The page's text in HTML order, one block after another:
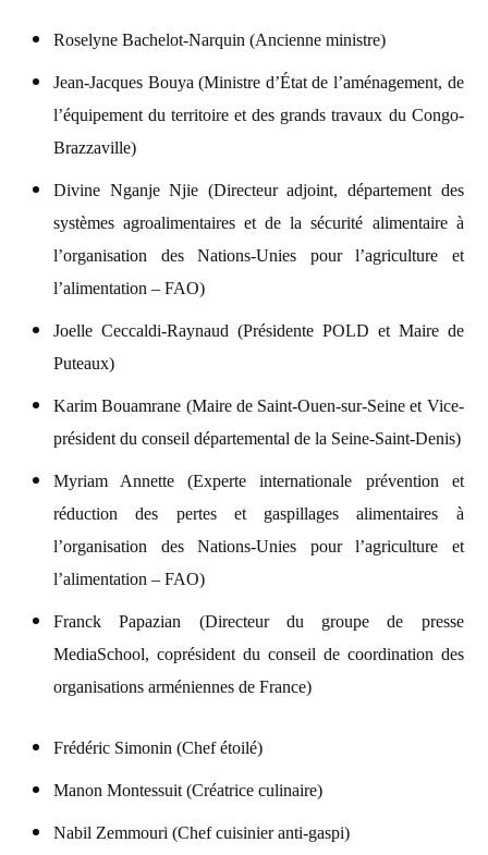
Roselyne Bachelot-Narquin (Ancienne ministre)
Jean-Jacques Bouya (Ministre d’État de l’aménagement, de
l’équipement du territoire et des grands travaux du Congo-
Brazzaville)
Divine Nganje Njie (Directeur adjoint, département des
systèmes agroalimentaires et de la sécurité alimentaire à
l’organisation des Nations-Unies pour l’agriculture et
l’alimentation – FAO)
Joelle Ceccaldi-Raynaud (Présidente POLD et Maire de
Puteaux)
Karim Bouamrane (Maire de Saint-Ouen-sur-Seine et Vice-
président du conseil départemental de la Seine-Saint-Denis)
Myriam Annette (Experte internationale prévention et
réduction des pertes et gaspillages alimentaires à
l’organisation des Nations-Unies pour l’agriculture et
l’alimentation – FAO)
Franck Papazian (Directeur du groupe de presse
MediaSchool, coprésident du conseil de coordination des
organisations arméniennes de France)
Frédéric Simonin (Chef étoilé)
Manon Montessuit (Créatrice culinaire)
Nabil Zemmouri (Chef cuisinier anti-gaspi)